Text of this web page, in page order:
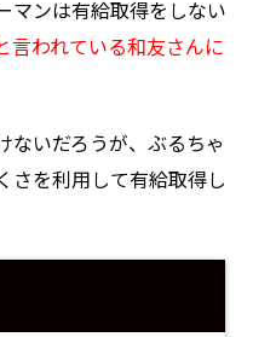
マンは有給取得をしない
言われている和友さんに
ないだろうが、ぶるちゃ
さを利用して有給取得し